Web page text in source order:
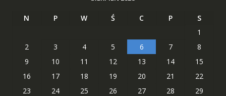
N P W Ś C P
S
1
2
3 4 5 6 7
8
9
10 11 12 13 14
15
16
17 18 19 20 21
22
23
24 25 26 27 28
29